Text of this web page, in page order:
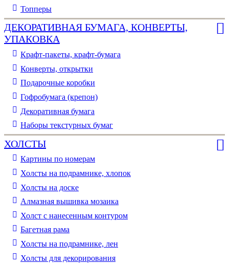
Топперы
ДЕКОРАТИВНАЯ БУМАГА, КОНВЕРТЫ,
УПАКОВКА
Крафт-пакеты, крафт-бумага
Конверты, открытки
Подарочные коробки
Гофробумага (крепон)
Декоративная бумага
Наборы текстурных бумаг
ХОЛСТЫ
Картины по номерам
Холсты на подрамнике, хлопок
Холсты на доске
Алмазная вышивка мозаика
Холст с нанесенным контуром
Багетная рама
Холсты на подрамнике, лен
Холсты для декорирования